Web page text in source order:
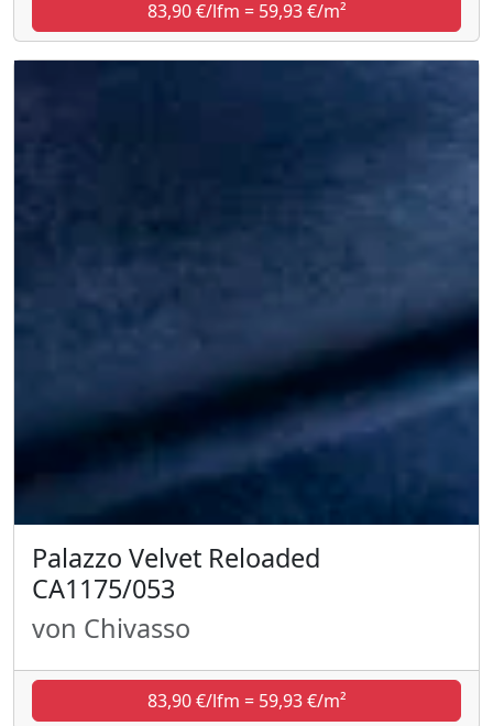
83,90 €/lfm = 59,93 €/m²
Palazzo Velvet Reloaded
CA1175/053
von Chivasso
83,90 €/lfm = 59,93 €/m²